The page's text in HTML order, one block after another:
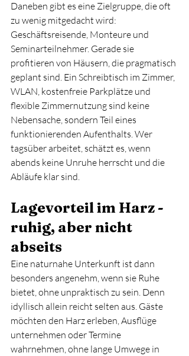
Daneben gibt es eine Zielgruppe, die oft
zu wenig mitgedacht wird:
Geschäftsreisende, Monteure und
Seminarteilnehmer. Gerade sie
profitieren von Häusern, die pragmatisch
geplant sind. Ein Schreibtisch im Zimmer,
WLAN, kostenfreie Parkplätze und
flexible Zimmernutzung sind keine
Nebensache, sondern Teil eines
funktionierenden Aufenthalts. Wer
tagsüber arbeitet, schätzt es, wenn
abends keine Unruhe herrscht und die
Abläufe klar sind.
Lagevorteil im Harz -
ruhig, aber nicht
abseits
Eine naturnahe Unterkunft ist dann
besonders angenehm, wenn sie Ruhe
bietet, ohne unpraktisch zu sein. Denn
idyllisch allein reicht selten aus. Gäste
möchten den Harz erleben, Ausflüge
unternehmen oder Termine
wahrnehmen, ohne lange Umwege in